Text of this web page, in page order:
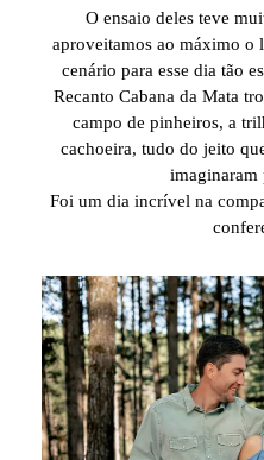
O ensaio deles teve
aproveitamos ao máximo o
cenário para esse dia tão
Recanto Cabana da Mata
campo de pinheiros, a
cachoeira, tudo do jeito
imaginaram
Foi um dia incrível na